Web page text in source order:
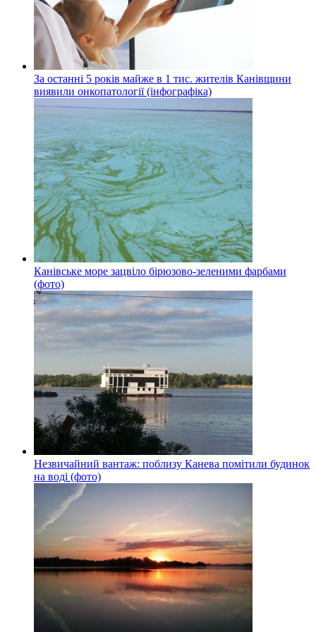
За останні 5 років майже в 1 тис. жителів Канівщини
виявили онкопатології (інфографіка)
Канівське море зацвіло бірюзово-зеленими фарбами
(фото)
Незвичайний вантаж: поблизу Канева помітили будинок
на воді (фото)